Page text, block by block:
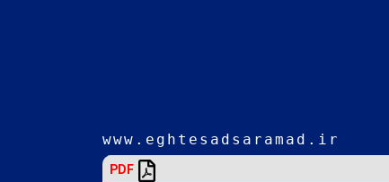
www.eghtesadsaramad.ir
PDF